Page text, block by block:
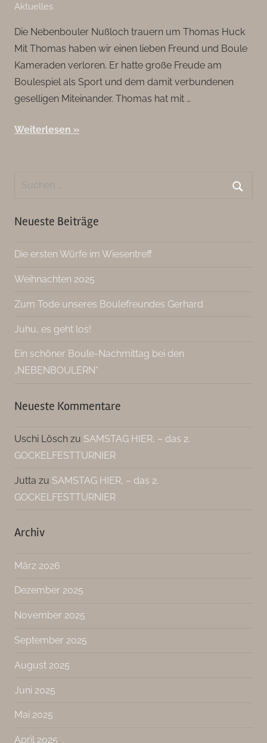
Aktuelles
Die Nebenbouler Nußloch trauern um Thomas Huck
Mit Thomas haben wir einen lieben Freund und Boule
Kameraden verloren. Er hatte große Freude am
Boulespiel als Sport und dem damit verbundenen
geselligen Miteinander. Thomas hat mit …
Weiterlesen
Suchen
Neueste Beiträge
Die ersten Würfe im Wiesentreff
Weihnachten 2025
Zum Tode unseres Boulefreundes Gerhard
Juhu, es geht los!
Ein schöner Boule-Nachmittag bei den
„NEBENBOULERN“
Neueste Kommentare
Uschi Lösch zu SAMSTAG HIER, – das 2.
GOCKELFESTTURNIER
Jutta zu SAMSTAG HIER, – das 2.
GOCKELFESTTURNIER
Archiv
März 2026
Dezember 2025
November 2025
September 2025
August 2025
Juni 2025
Mai 2025
April 2025